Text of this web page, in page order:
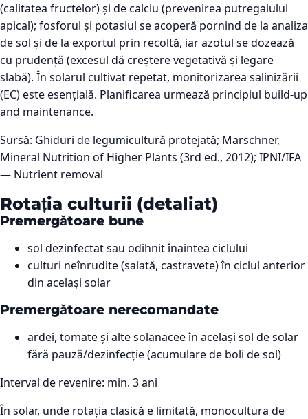
(calitatea fructelor) și de calciu (prevenirea putregaiului
apical); fosforul și potasiul se acoperă pornind de la analiza
de sol și de la exportul prin recoltă, iar azotul se dozează
cu prudență (excesul dă creștere vegetativă și legare
slabă). În solarul cultivat repetat, monitorizarea salinizării
(EC) este esențială. Planificarea urmează principiul build-up
and maintenance.
Sursă: Ghiduri de legumicultură protejată; Marschner,
Mineral Nutrition of Higher Plants (3rd ed., 2012); IPNI/IFA
— Nutrient removal
Rotația culturii (detaliat)
Premergătoare bune
sol dezinfectat sau odihnit înaintea ciclului
culturi neînrudite (salată, castravete) în ciclul anterior
din același solar
Premergătoare nerecomandate
ardei, tomate și alte solanacee în același sol de solar
fără pauză/dezinfecție (acumulare de boli de sol)
Interval de revenire: min. 3ani
În solar, unde rotația clasică e limitată, monocultura de